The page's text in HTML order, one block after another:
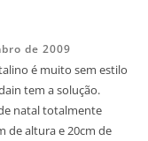
de 2009
é muito sem estilo
tem a solução.
natal totalmente
de altura e 20cm de